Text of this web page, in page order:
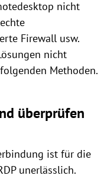
nicht
Firewall usw.
nicht
Methoden.
überprüfen
ist für die
unerlässlich.